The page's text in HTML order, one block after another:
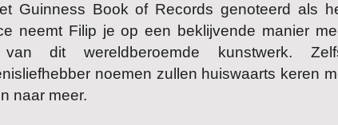
Guinness Book of Records genoteerd als
neemt Filip je op een beklijvende manier
van dit wereldberoemde kunstwerk.
noemen zullen huiswaarts keren
naar meer.